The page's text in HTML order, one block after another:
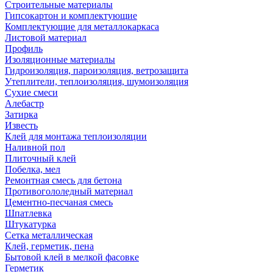
Строительные материалы
Гипсокартон и комплектующие
Комплектующие для металлокаркаса
Листовой материал
Профиль
Изоляционные материалы
Гидроизоляция, пароизоляция, ветрозащита
Утеплители, теплоизоляция, шумоизоляция
Сухие смеси
Алебастр
Затирка
Известь
Клей для монтажа теплоизоляции
Наливной пол
Плиточный клей
Побелка, мел
Ремонтная смесь для бетона
Противогололедный материал
Цементно-песчаная смесь
Шпатлевка
Штукатурка
Сетка металлическая
Клей, герметик, пена
Бытовой клей в мелкой фасовке
Герметик